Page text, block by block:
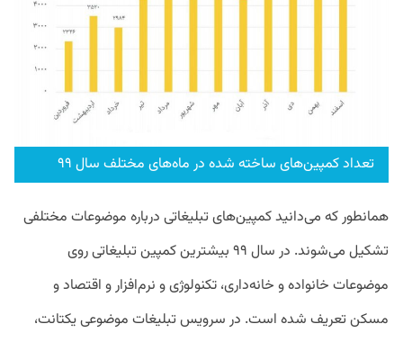
تعداد کمپین‌های ساخته شده در ماه‌های مختلف سال ۹۹
همانطور که می‌دانید کمپین‌های تبلیغاتی درباره موضوعات مختلفی
تشکیل می‌شوند. در سال ۹۹ بیشترین کمپین تبلیغاتی روی
موضوعات خانواده و خانه‌داری، تکنولوژی و نرم‌افزار و اقتصاد و
مسکن تعریف شده است. در سرویس تبلیغات موضوعی یکتانت،